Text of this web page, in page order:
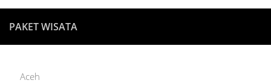
PAKET WISATA
Aceh